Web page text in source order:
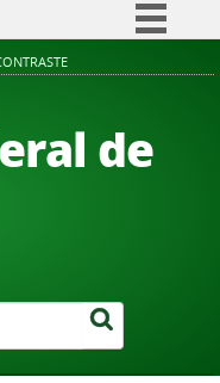
Simplifique!
Participe
à informação
de